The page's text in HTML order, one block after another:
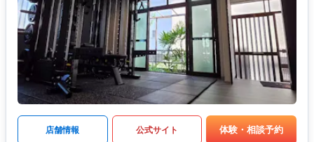
店舗情報 公式サイト 体験・相談予約